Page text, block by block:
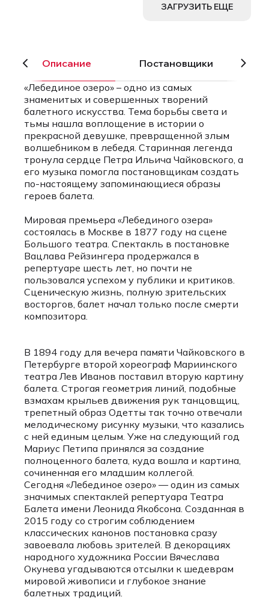
ЗАГРУЗИТЬ ЕЩЕ
Описание
Постановщики
«Лебединое озеро» – одно из самых
знаменитых и совершенных творений
балетного искусства. Тема борьбы света и
тьмы нашла воплощение в истории о
прекрасной девушке, превращенной злым
волшебником в лебедя. Старинная легенда
тронула сердце Петра Ильича Чайковского, а
его музыка помогла постановщикам создать
по-настоящему запоминающиеся образы
героев балета.
Мировая премьера «Лебединого озера»
состоялась в Москве в 1877 году на сцене
Большого театра. Спектакль в постановке
Вацлава Рейзингера продержался в
репертуаре шесть лет, но почти не
пользовался успехом у публики и критиков.
Сценическую жизнь, полную зрительских
восторгов, балет начал только после смерти
композитора.
В 1894 году для вечера памяти Чайковского в
Петербурге второй хореограф Мариинского
театра Лев Иванов поставил вторую картину
балета. Строгая геометрия линий, подобные
взмахам крыльев движения рук танцовщиц,
трепетный образ Одетты так точно отвечали
мелодическому рисунку музыки, что казались
с ней единым целым. Уже на следующий год
Мариус Петипа принялся за создание
полноценного балета, куда вошла и картина,
сочиненная его младшим коллегой.
Сегодня «Лебединое озеро» — один из самых
значимых спектаклей репертуара Театра
Балета имени Леонида Якобсона. Созданная в
2015 году со строгим соблюдением
классических канонов постановка сразу
завоевала любовь зрителей. В декорациях
народного художника России Вячеслава
Окунева угадываются отсылки к шедеврам
мировой живописи и глубокое знание
балетных традиций.